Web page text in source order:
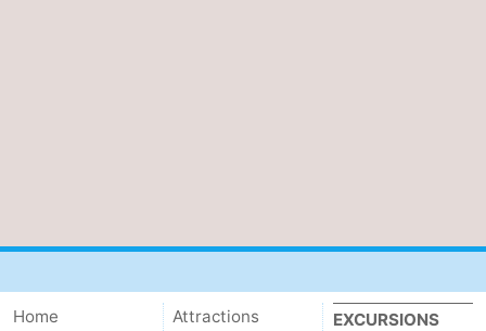
Home
Attractions
EXCURSIONS